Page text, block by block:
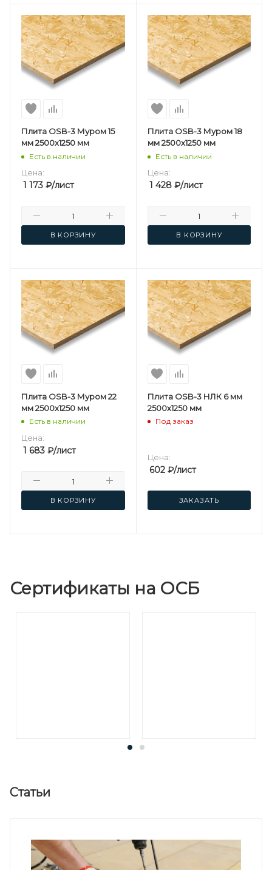
Плита OSB-3 Муром 15
мм 2500х1250 мм
Есть в наличии
Цена:
1 173 ₽/лист
В КОРЗИНУ
Плита OSB-3 Муром 18
мм 2500х1250 мм
Есть в наличии
Цена:
1 428₽/лист
В КОРЗИНУ
Плита OSB-3 Муром 22
мм 2500х1250 мм
Есть в наличии
Цена:
1 683 ₽/лист
В КОРЗИНУ
Плита OSB-3 НЛК 6 мм
2500х1250 мм
Под заказ
Цена:
602₽/лист
ЗАКАЗАТЬ
Сертификаты на ОСБ
Статьи